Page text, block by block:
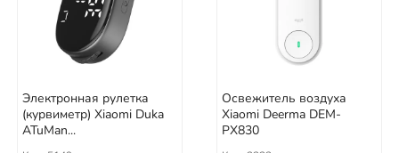
Электронная рулетка
(курвиметр) Xiaomi Duka
ATuMan...
Освежитель воздуха
Xiaomi Deerma DEM-
PX830